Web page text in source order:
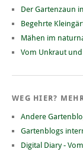
Der Gartenzaun
Begehrte
Mähen im
Vom Unkraut
WEG HIER?
Andere
Gartenblogs
Digital Diary -